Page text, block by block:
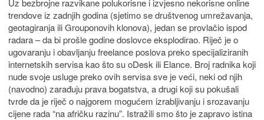
Uz bezbrojne razvikane polukorisne i izvjesno nekorisne online
trendove iz zadnjih godina (sjetimo se društvenog umrežavanja,
geotagiranja ili Grouponovih klonova), jedan se provlačio ispod
radara – da bi prošle godine doslovce eksplodirao. Riječ je o
ugovaranju i obavljanju freelance poslova preko specijaliziranih
internetskih servisa kao što su oDesk ili Elance. Broj radnika koji
nude svoje usluge preko ovih servisa sve je veći, neki od njih
(navodno) zarađuju prava bogatstva, a drugi koji su pokušali
tvrde da je riječ o najgorem mogućem izrabljivanju i srozavanju
cijene rada “na afričku razinu”. Istražili smo što je zapravo istina